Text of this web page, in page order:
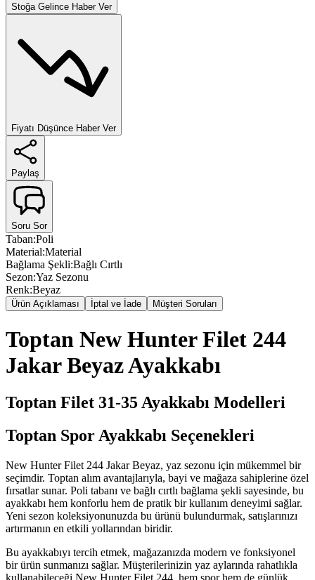
Stoğa Gelince Haber Ver
Fiyatı Düşünce Haber Ver
Paylaş
Soru Sor
Taban:Poli
Material:Material
Bağlama Şekli:Bağlı Cırtlı
Sezon:Yaz Sezonu
Renk:Beyaz
Ürün Açıklaması İptal ve İade Müşteri Soruları
Toptan New Hunter Filet 244
Jakar Beyaz Ayakkabı
Toptan Filet 31-35 Ayakkabı Modelleri
Toptan Spor Ayakkabı Seçenekleri
New Hunter Filet 244 Jakar Beyaz, yaz sezonu için mükemmel bir
seçimdir. Toptan alım avantajlarıyla, bayi ve mağaza sahiplerine özel
fırsatlar sunar. Poli tabanı ve bağlı cırtlı bağlama şekli sayesinde, bu
ayakkabı hem konforlu hem de pratik bir kullanım deneyimi sağlar.
Yeni sezon koleksiyonunuzda bu ürünü bulundurmak, satışlarınızı
artırmanın en etkili yollarından biridir.
Bu ayakkabıyı tercih etmek, mağazanızda modern ve fonksiyonel
bir ürün sunmanızı sağlar. Müşterilerinizin yaz aylarında rahatlıkla